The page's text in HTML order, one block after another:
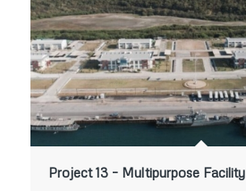
Project 13 – Multipurpose Facility